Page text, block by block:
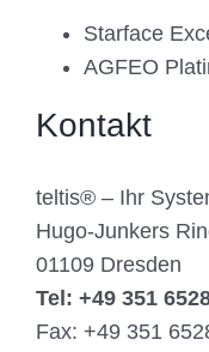
Starface
AGFEO
Kontakt
teltis® – Ihr
Hugo-Junkers
01109 Dresden
Tel: +49 351
Fax: +49 351